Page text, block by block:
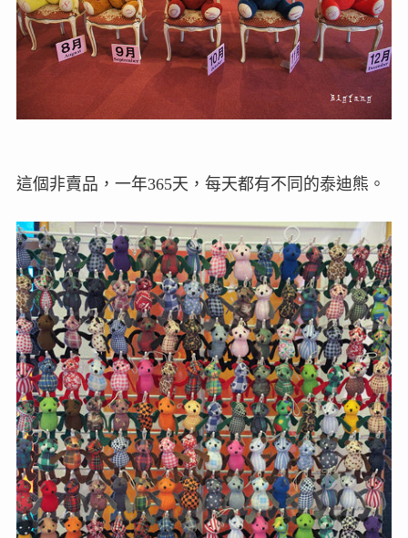
這個非賣品，一年365天，每天都有不同的泰迪熊。